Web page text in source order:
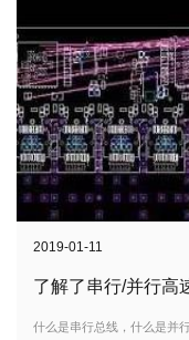
2019-01-11
了解了串行/并行高
什么是串行总线，什么是